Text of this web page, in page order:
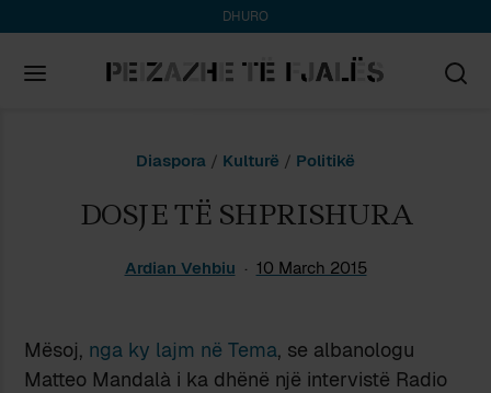
DHURO
Diaspora / Kulturë / Politikë
DOSJE TË SHPRISHURA
Ardian Vehbiu 10 March 2015
Mësoj, nga ky lajm në Tema, se albanologu
Matteo Mandalà i ka dhënë një intervistë Radio